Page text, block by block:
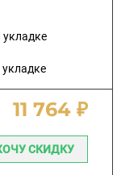
укладке
укладке
11 764 ₽
СКИДКУ